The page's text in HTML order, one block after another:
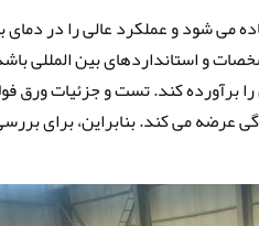
می شود و عملکرد عالی را در دمای
و استانداردهای بین المللی
می کند. بنابراین، برای